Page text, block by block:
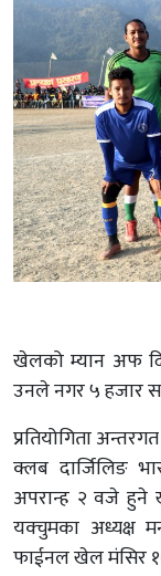
झापा
खेलको म्यान अफ
उनले नगर ५ हजार
प्रतियोगिता
क्लब दार्जिलिङ
अपरान्ह २ वजे हुने
यक्चुमका अध्यक्ष
फाईनल खेल मंसिर